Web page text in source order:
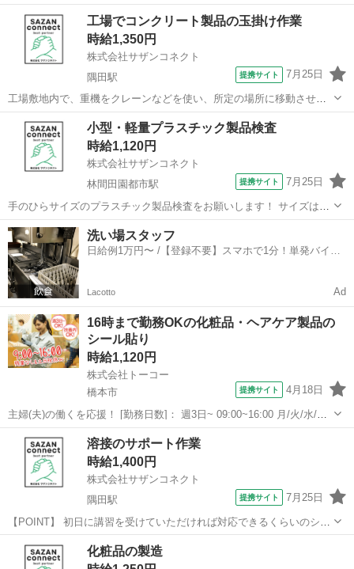
作業のお仕事です。 具体的には… ・入荷した原料を倉庫に運搬する作
業 ・出荷する商品の運搬作業 になります。 フォークリフトの免許を
お持ちであればOK★ ...
和歌山 橋本市 橋本駅 倉庫
工場でコンクリート製品の玉掛け作業
時給1,350円
株式会社サザンコネクト
隅田駅
提携サイト 7月25日
工場敷地内で、重機をクレーンなどを使い、所定の場所に移動させる
お仕事です！ 出荷時にトレーラーに積み込む作業も行います！ 高圧洗
浄機で機材の洗浄作業もございます！ 残業ほぼなし！決まった時間に
帰れるので、自分の時間も作れる...
和歌山 橋本市 隅田駅 工場
小型・軽量プラスチック製品検査
時給1,120円
株式会社サザンコネクト
林間田園都市駅
提携サイト 7月25日
手のひらサイズのプラスチック製品検査をお願いします！ サイズはマ
カロンくらいの大きさです！ ・機械から出てくる完成品の外観検査 ・
問題なければ箱にいれる作業 になります！ ちょー簡単です★
【POINT】 出張面接・...
和歌山 橋本市 林間田園都市駅
洗い場スタッフ
日給例1万円〜 /【登録不要】スマホで1分！単発バイト
Lacotto Ad
16時まで勤務OKの化粧品・ヘアケア製品の
シール貼り
時給1,120円
株式会社トーコー
橋本市
提携サイト 4月18日
主婦(夫)の働くを応援！ [勤務日数]： 週3日~ 09:00~16:00 月/火/水/木/
金 などから選べます [勤務地・最寄駅]： 和歌山県橋本市紀ノ光台
【派遣元】株式会社トーコー 南大阪支店 MOTR526710...
和歌山 橋本市 仕分け
溶接のサポート作業
時給1,400円
株式会社サザンコネクト
隅田駅
提携サイト 7月25日
【POINT】 初日に講習を受けていただければ対応できるくらいのシン
プルな作業です！ 溶接する箇所はほとんど決まっているため、図面を
見ながら毎回細かく確認する作業はありません！ ほぼ流れ作業です！
和歌山 橋本市 隅田駅 工場
化粧品の製造